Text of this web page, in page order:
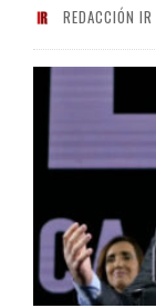
REDACCIÓN IR